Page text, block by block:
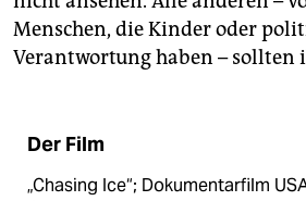
Menschen, die Kinder oder
Verantwortung haben – sollten
Der Film
„Chasing Ice“; Dokumentarfilm